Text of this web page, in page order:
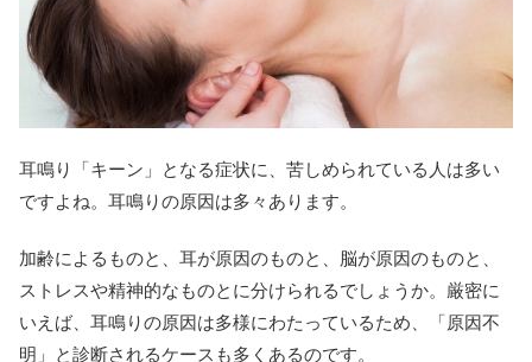
耳鳴り「キーン」となる症状に、苦しめられている人は多い
ですよね。耳鳴りの原因は多々あります。
加齢によるものと、耳が原因のものと、脳が原因のものと、
ストレスや精神的なものとに分けられるでしょうか。厳密に
いえば、耳鳴りの原因は多様にわたっているため、「原因不
明」と診断されるケースも多くあるのです。